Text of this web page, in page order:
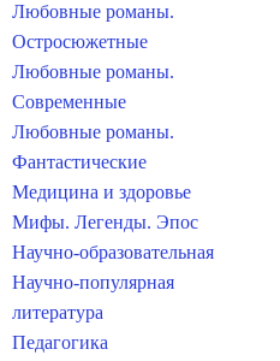
Любовные романы.
Остросюжетные
Любовные романы.
Современные
Любовные романы.
Фантастические
Медицина и здоровье
Мифы. Легенды. Эпос
Научно-образовательная
Научно-популярная
литература
Педагогика